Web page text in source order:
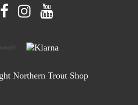
Northern Trout Shop